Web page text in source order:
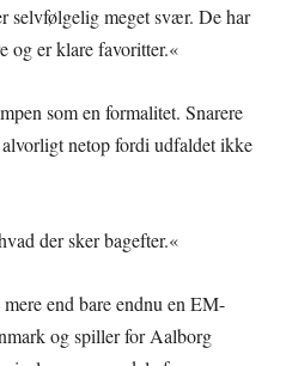
selvfølgelig meget svær. De har
og er klare favoritter.«
som en formalitet. Snarere
netop fordi udfaldet ikke
der sker bagefter.«
end bare endnu en EM-
og spiller for Aalborg